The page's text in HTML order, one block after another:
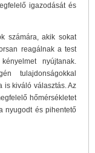
igazodását és
számára, akik sokat
reagálnak a test
nyújtanak.
tulajdonságokkal
is kiváló választás. Az
hőmérsékletet
nyugodt és pihentető